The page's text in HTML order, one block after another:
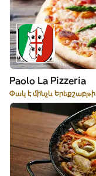
Paolo La Pizzeria
Փակ է մինչև Երեքշաբթի